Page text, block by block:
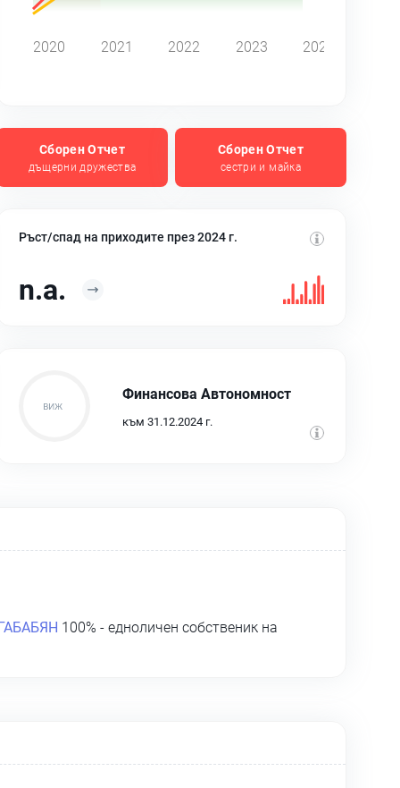
2020 2021 2022 2023 2024
Сборен Отчет
дъщерни дружества
Сборен Отчет
сестри и майка
Ръст/спад на приходите през 2024 г.
n.a.
Финансова Автономност
към 31.12.2024 г.
100% - едноличен собственик на